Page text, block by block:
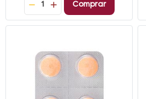
1 Comprar